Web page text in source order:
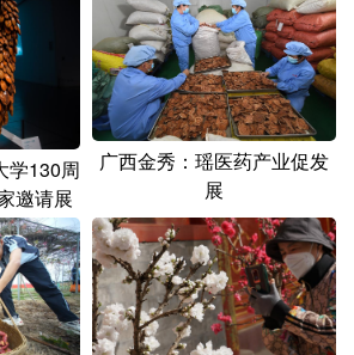
内蒙古 黑龙江
日本語 한국어
130周
邀请展
广西金秀：瑶医药产业促发
展